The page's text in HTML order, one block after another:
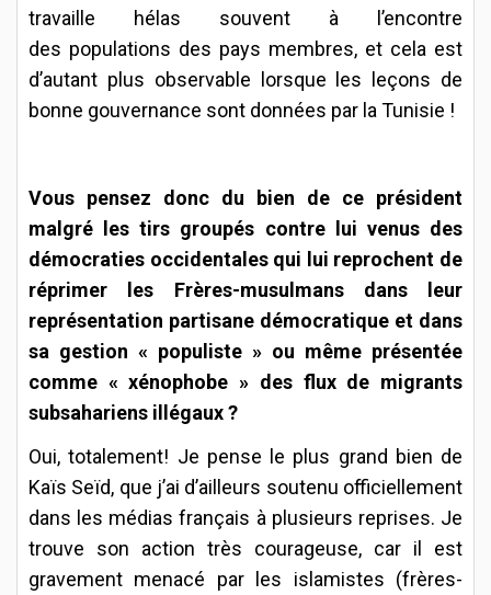
travaille hélas souvent à l’encontre
des populations des pays membres, et cela est
d’autant plus observable lorsque les leçons de
bonne gouvernance sont données par la Tunisie !
Vous pensez donc du bien de ce président
malgré les tirs groupés contre lui venus des
démocraties occidentales qui lui reprochent de
réprimer les Frères-musulmans dans leur
représentation partisane démocratique et dans
sa gestion « populiste » ou même présentée
comme « xénophobe » des flux de migrants
subsahariens illégaux ?
Oui, totalement! Je pense le plus grand bien de
Kaïs Seïd, que j’ai d’ailleurs soutenu officiellement
dans les médias français à plusieurs reprises. Je
trouve son action très courageuse, car il est
gravement menacé par les islamistes (frères-